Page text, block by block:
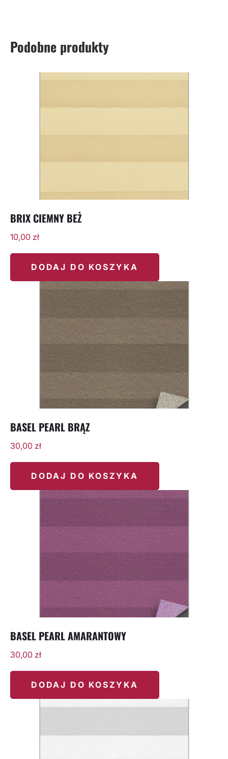
Podobne produkty
BRIX CIEMNY BEŻ
10,00 zł
DODAJ DO KOSZYKA
BASEL PEARL BRĄZ
30,00 zł
DODAJ DO KOSZYKA
BASEL PEARL AMARANTOWY
30,00 zł
DODAJ DO KOSZYKA